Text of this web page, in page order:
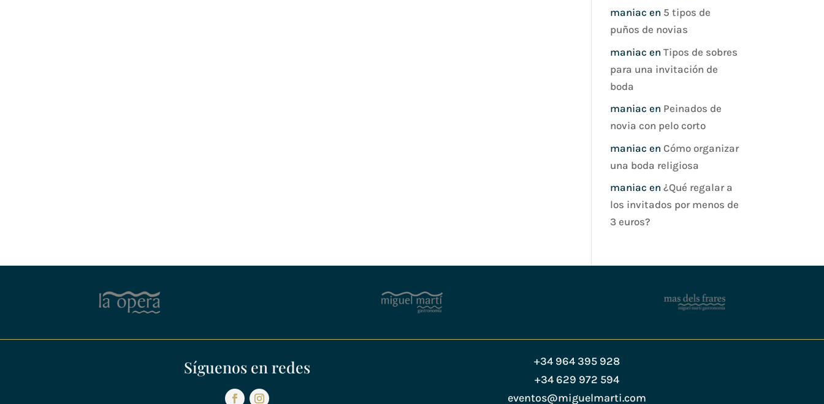
maniac en 5 tipos de
puños de novias
maniac en Tipos de sobres
para una invitación de
boda
maniac en Peinados de
novia con pelo corto
maniac en Cómo organizar
una boda religiosa
maniac en ¿Qué regalar a
los invitados por menos de
3 euros?
Síguenos en redes
+34 964 395 928
+34 629 972 594
eventos@miguelmarti.com